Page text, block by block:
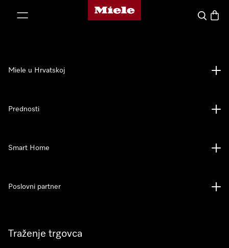
Miele početna stranica
Pretraga
Traženje trgovca
Miele u Hrvatskoj
Prednosti
Smart Home
Poslovni partner